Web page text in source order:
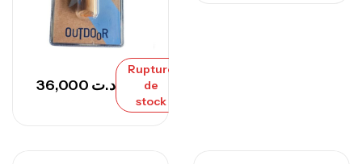
د.ت
Rupture
de
stock